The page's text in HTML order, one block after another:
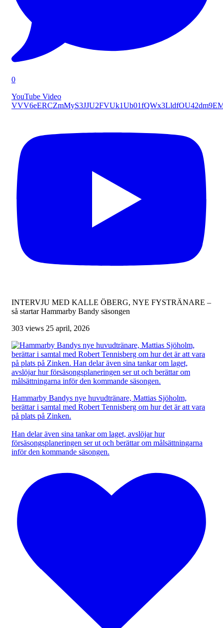
0
YouTube Video
INTERVJU MED KALLE ÖBERG, NYE FYSTRÄNARE –
så startar Hammarby Bandy säsongen
303 views 25 april, 2026
Hammarby Bandys nye huvudtränare, Mattias Sjöholm,
berättar i samtal med Robert Tennisberg om hur det är att vara
på plats på Zinken.
Han delar även sina tankar om laget, avslöjar hur
försäsongsplaneringen ser ut och berättar om målsättningarna
inför den kommande säsongen.